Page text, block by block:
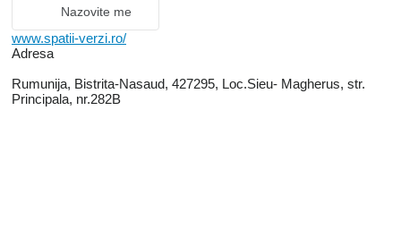
Nazovite me
www.spatii-verzi.ro/
Adresa
Rumunija, Bistrita-Nasaud, 427295, Loc.Sieu- Magherus, str.
Principala, nr.282B